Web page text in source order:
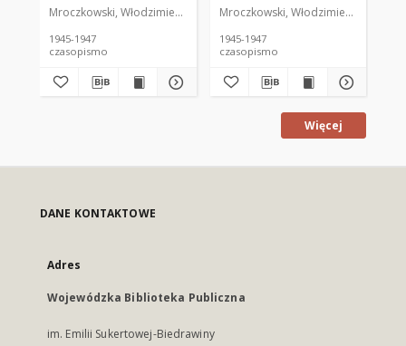
Mroczkowski, Włodzimierz (1902-1971). Redaktor
1945-1947
czasopismo
Mroczkowski, Włodzimierz (1902-
1945-1947
czasopismo
Więcej
DANE KONTAKTOWE
Adres
Wojewódzka Biblioteka Publiczna
im. Emilii Sukertowej-Biedrawiny